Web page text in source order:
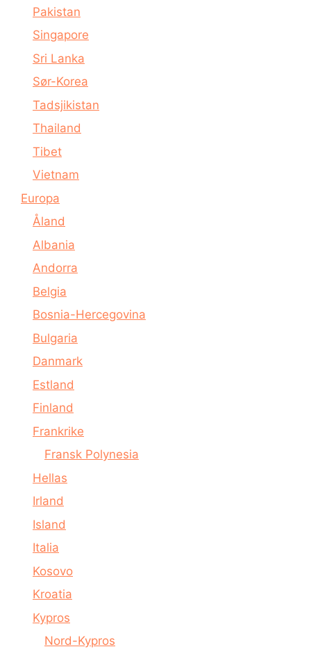
Pakistan
Singapore
Sri Lanka
Sør-Korea
Tadsjikistan
Thailand
Tibet
Vietnam
Europa
Åland
Albania
Andorra
Belgia
Bosnia-Hercegovina
Bulgaria
Danmark
Estland
Finland
Frankrike
Fransk Polynesia
Hellas
Irland
Island
Italia
Kosovo
Kroatia
Kypros
Nord-Kypros